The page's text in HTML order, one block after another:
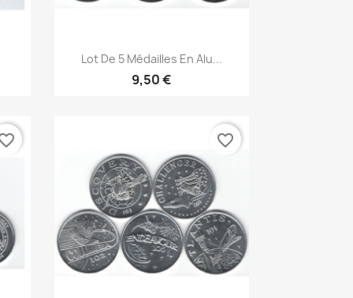
 Aperçu rapide
Lot De 5 Médailles En Alu...
9,50 €
favorite_border